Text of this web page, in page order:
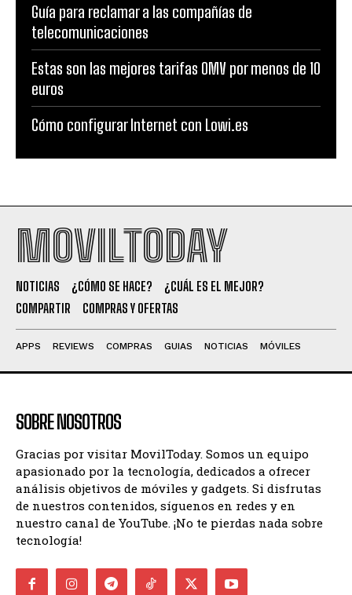
Guía para reclamar a las compañías de
telecomunicaciones
Estas son las mejores tarifas OMV por menos de 10
euros
Cómo configurar Internet con Lowi.es
MOVILTODAY
NOTICIAS ¿CÓMO SE HACE?
¿CUÁL ES EL MEJOR?
COMPARTIR
COMPRAS Y OFERTAS
APPS REVIEWS COMPRAS GUIAS NOTICIAS MÓVILES
SOBRE NOSOTROS
Gracias por visitar MovilToday. Somos un equipo
apasionado por la tecnología, dedicados a ofrecer
análisis objetivos de móviles y gadgets. Si disfrutas
de nuestros contenidos, síguenos en redes y en
nuestro canal de YouTube. ¡No te pierdas nada sobre
tecnología!